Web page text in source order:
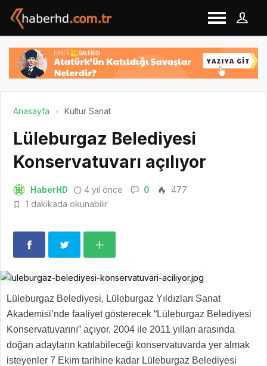
Anasayfa Kültür Sanat
Lüleburgaz Belediyesi
Konservatuvarı açılıyor
HaberHD 4 yıl önce 0
477
1 dakikada okunabilir
Lüleburgaz Belediyesi, Lüleburgaz Yıldızları Sanat
Akademisi’nde faaliyet gösterecek “Lüleburgaz Belediyesi
Konservatuvarını” açıyor. 2004 ile 2011 yılları arasında
doğan adayların katılabileceği konservatuvarda yer almak
isteyenler 7 Ekim tarihine kadar Lüleburgaz Belediyesi